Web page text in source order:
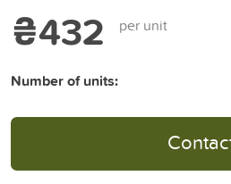
₴432 per unit
Number of units: